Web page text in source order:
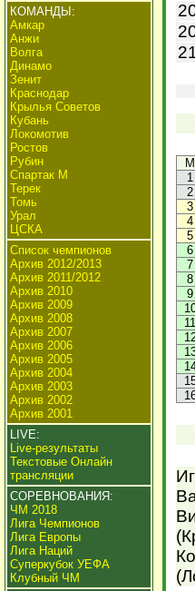
КОМАНДЫ:
Амкар
Анжи
Волга
Динамо
Зенит
Краснодар
Крылья Советов
Кубань
Локомотив
Ростов
Рубин
Спартак М
Терек
Томь
Урал
ЦСКА
Список чемпионов
Архив 2012/2013
Архив 2011/2012
Архив 2010
Архив 2009
Архив 2008
Архив 2007
Архив 2006
Архив 2005
Архив 2004
Архив 2003
Архив 2002
Архив 2001
LIVE:
Live-результаты
Текстовые Онлайн
трансляции
СОРЕВНОВАНИЯ:
ЧМ 2018
Лига Чемпионов
Лига Европы
Лига Наций
Суперкубок УЕФА
Клубный ЧМ
М
1
2
3
4
5
6
7
8
9
11